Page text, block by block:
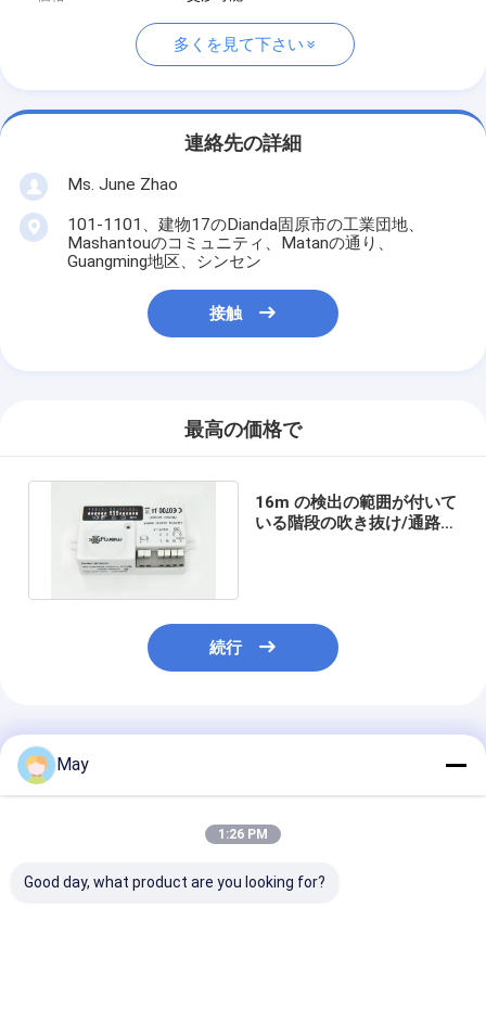
多くを見て下さい
連絡先の詳細
Ms. June Zhao
101-1101、建物17のDianda固原市の工業団地、
Mashantouのコミュニティ、Matanの通り、
Guangming地区、シンセン
接触
最高の価格で
16m の検出の範囲が付いて
いる階段の吹き抜け/通路の
続行
推薦されたプロダクト
May
1:26 PM
Good day, what product are you looking for?